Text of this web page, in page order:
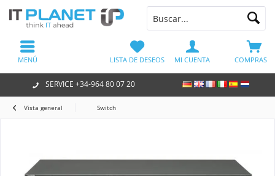
SERVICE +34-964 80 07 20
COMPRAS
LISTA DE DESEOS MI CUENTA
MENÚ
Vista general Switch